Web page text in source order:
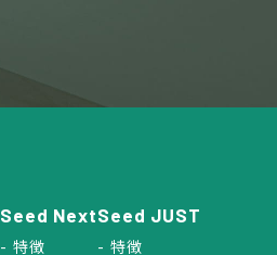
Seed Next
特徴
Seed JUST
特徴